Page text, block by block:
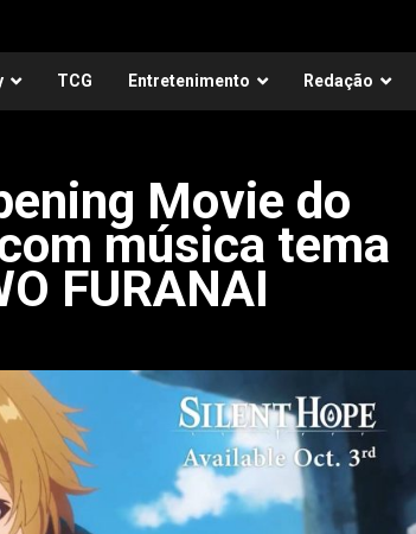
TCG Entretenimento Redação
Movie do
música tema
FURANAI